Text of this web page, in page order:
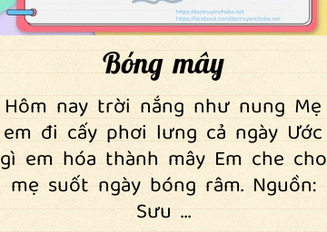
Bóng mây
Hôm nay trời nắng như nung Mẹ
em đi cấy phơi lưng cả ngày Ước
gì em hóa thành mây Em che cho
mẹ suốt ngày bóng râm. Nguồn:
Sưu ...